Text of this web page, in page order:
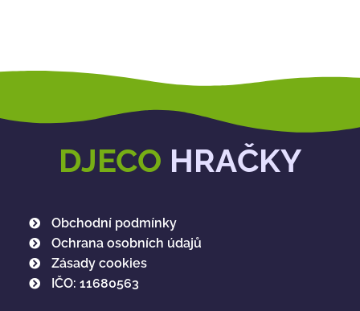
DJECO HRAČKY
Obchodní podmínky
Ochrana osobních údajů
Zásady cookies
IČO: 11680563